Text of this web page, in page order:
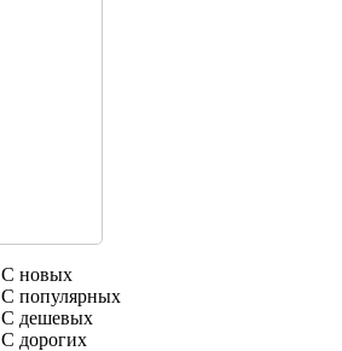
С новых
С популярных
С дешевых
С дорогих